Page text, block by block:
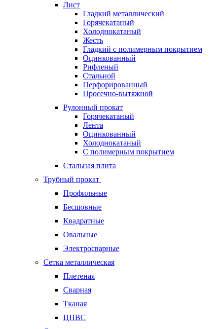
Лист
Гладкий металлический
Горячекатаный
Холоднокатаный
Жесть
Гладкий с полимерным покрытием
Оцинкованный
Рифленый
Стальной
Перфорированный
Просечно-вытяжной
Рулонный прокат
Горячекатаный
Лента
Оцинкованный
Холоднокатаный
С полимерным покрытием
Стальная плита
Трубный прокат
Профильные
Бесшовные
Квадратные
Овальные
Электросварные
Сетка металлическая
Плетеная
Сварная
Тканая
ЦПВС